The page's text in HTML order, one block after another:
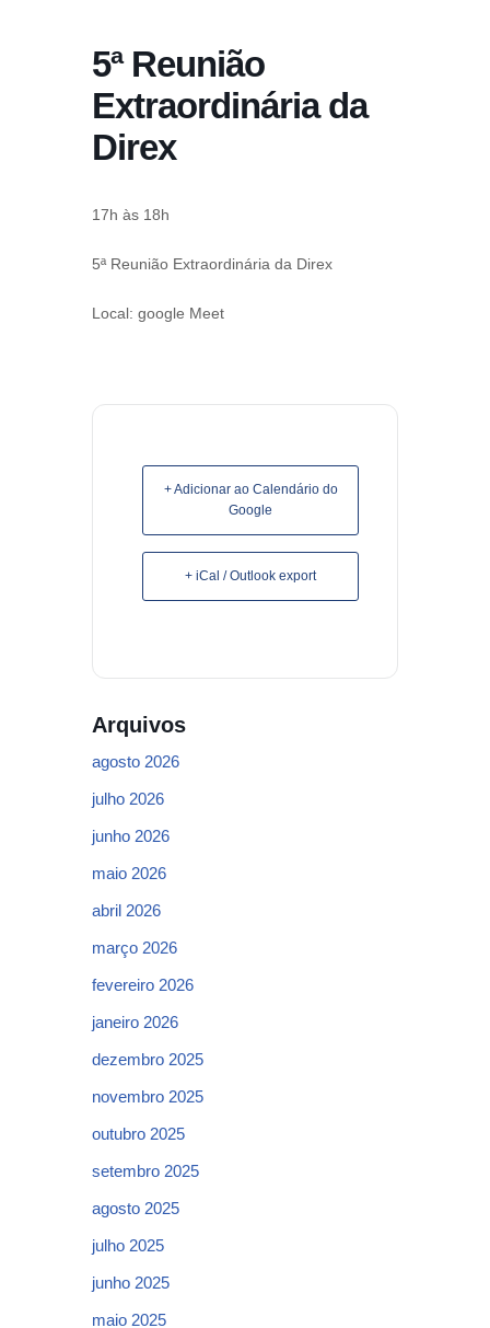
5ª Reunião
Extraordinária da
Direx
17h às 18h
5ª Reunião Extraordinária da Direx
Local: google Meet
+ Adicionar ao Calendário do
Google
+ iCal / Outlook export
Arquivos
agosto 2026
julho 2026
junho 2026
maio 2026
abril 2026
março 2026
fevereiro 2026
janeiro 2026
dezembro 2025
novembro 2025
outubro 2025
setembro 2025
agosto 2025
julho 2025
junho 2025
maio 2025